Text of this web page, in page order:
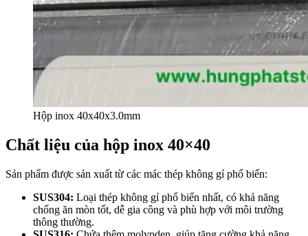
Hộp inox 40x40x3.0mm
Chất liệu của hộp inox 40×40
Sản phẩm được sản xuất từ các mác thép không gỉ phổ biến:
SUS304: Loại thép không gỉ phổ biến nhất, có khả năng
chống ăn mòn tốt, dễ gia công và phù hợp với môi trường
thông thường.